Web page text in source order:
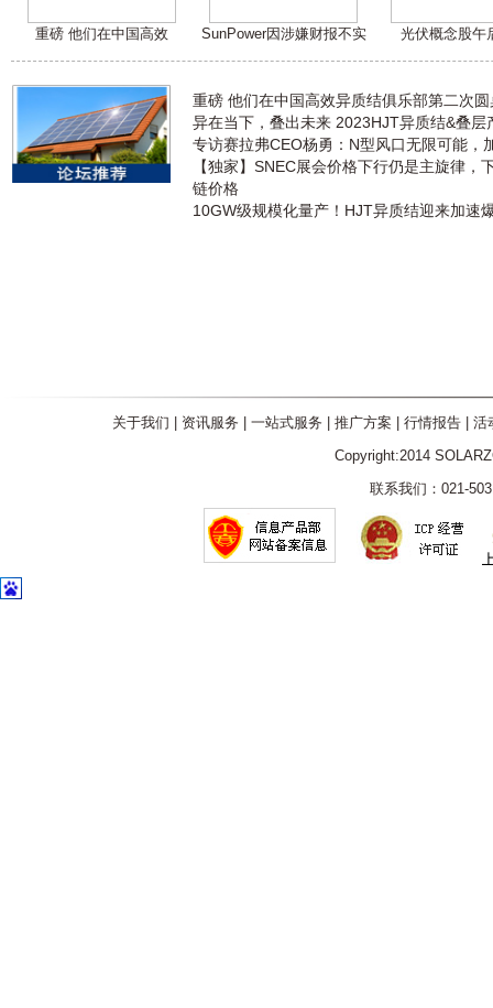
重磅 他们在中国高效 SunPower因涉嫌财报不实 光伏概念股午
重磅 他们在中国高效异质结俱乐部第二次
异在当下，叠出未来 2023HJT异质结&叠层
专访赛拉弗CEO杨勇：N型风口无限可能，
【独家】SNEC展会价格下行仍是主旋律，
链价格
10GW级规模化量产！HJT异质结迎来加速
关于我们 资讯服务 一站式服务 推广方案 行情报告| 活
Copyright:2014
联系我们：021-